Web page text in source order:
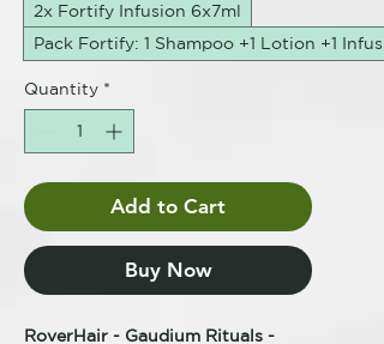
2x Fortify Infusion 6x7ml
Pack Fortify: 1 Shampoo +1 Lotion +1
Quantity *
Add to Cart
Buy Now
RoverHair - Gaudium Rituals -